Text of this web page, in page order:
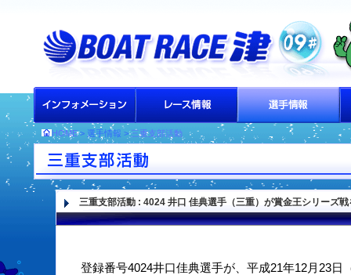
HOME> 選手情報 >三重支部活動
三重支部活動 : 4024 井口 佳典選手（三重）が賞金王シリーズ
登録番号4024井口佳典選手が、平成21年12月23日